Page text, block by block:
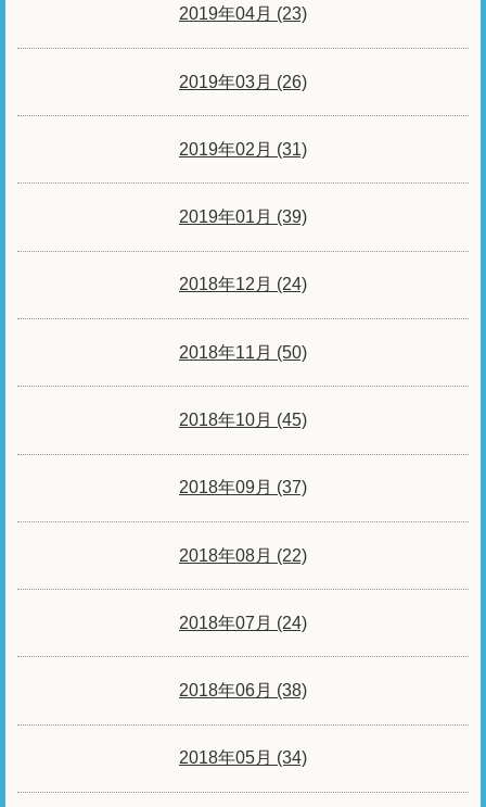
2019年04月 (23)
2019年03月 (26)
2019年02月 (31)
2019年01月 (39)
2018年12月 (24)
2018年11月 (50)
2018年10月 (45)
2018年09月 (37)
2018年08月 (22)
2018年07月 (24)
2018年06月 (38)
2018年05月 (34)